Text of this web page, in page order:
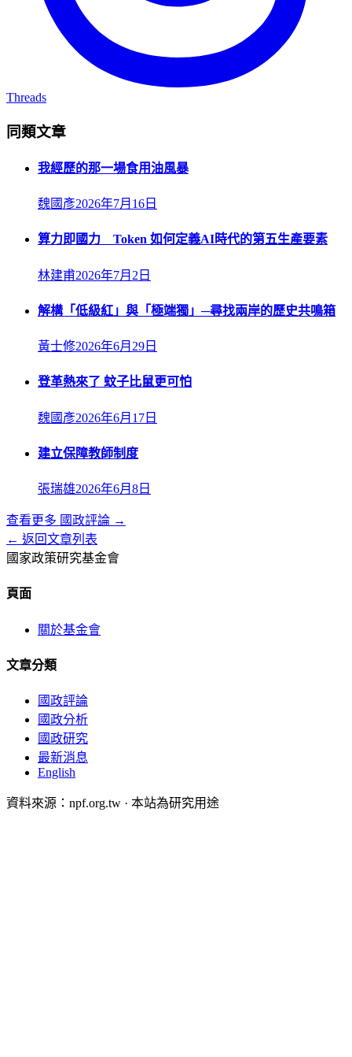
Threads
同類文章
我經歷的那一場食用油風暴
魏國彥2026年7月16日
算力即國力 Token 如何定義AI時代的第五生產要素
林建甫2026年7月2日
解構「低級紅」與「極端獨」─尋找兩岸的歷史共鳴箱
黃士修2026年6月29日
登革熱來了 蚊子比鼠更可怕
魏國彥2026年6月17日
建立保障教師制度
張瑞雄2026年6月8日
查看更多 國政評論 →
← 返回文章列表
國家政策研究基金會
頁面
關於基金會
文章分類
國政評論
國政分析
國政研究
最新消息
English
資料來源：npf.org.tw · 本站為研究用途